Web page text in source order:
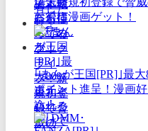
お得に漫画ゲット！
｢まんが王国[PR]｣最
ポイント進呈！漫画
ム！